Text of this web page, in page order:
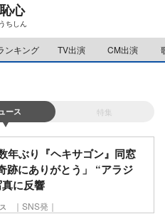
e
心
ちしん
ンキング TV出演 CM出演
ース 特集
年ぶり『ヘキサゴン』同窓
跡にありがとう」 “アラジ
に反響
｜SNS発｜